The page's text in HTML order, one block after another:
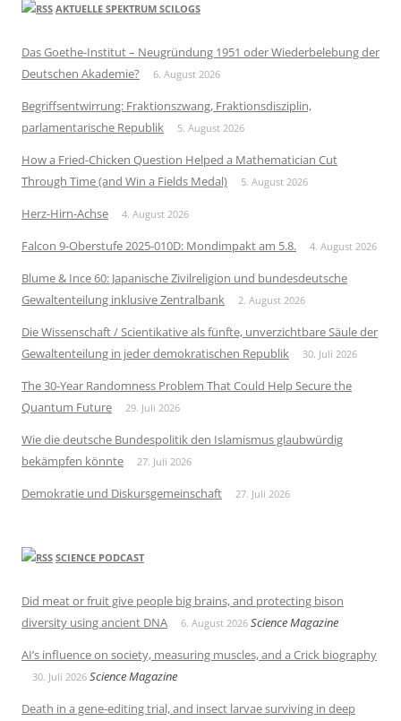
AKTUELLE SPEKTRUM SCILOGS
Das Goethe-Institut – Neugründung 1951 oder Wiederbelebung der
Deutschen Akademie?
6. August 2026
Begriffsentwirrung: Fraktionszwang, Fraktionsdisziplin,
parlamentarische Republik
5. August 2026
How a Fried-Chicken Question Helped a Mathematician Cut
Through Time (and Win a Fields Medal)
5. August 2026
Herz-Hirn-Achse 4. August 2026
Falcon 9-Oberstufe 2025-010D: Mondimpakt am 5.8. 4. August 2026
Blume & Ince 60: Japanische Zivilreligion und bundesdeutsche
Gewaltenteilung inklusive Zentralbank
2. August 2026
Die Wissenschaft / Scientikative als fünfte, unverzichtbare Säule der
Gewaltenteilung in jeder demokratischen Republik
30. Juli 2026
The 30-Year Randomness Problem That Could Help Secure the
Quantum Future
29. Juli 2026
Wie die deutsche Bundespolitik den Islamismus glaubwürdig
bekämpfen könnte
27. Juli 2026
Demokratie und Diskursgemeinschaft 27. Juli 2026
SCIENCE PODCAST
Did meat or fruit give people big brains, and protecting bison
diversity using ancient DNA
6. August 2026 Science Magazine
AI’s influence on society, measuring muscles, and a Crick biography
30. Juli 2026 Science Magazine
Death in a gene-editing trial, and insect larvae surviving in deep